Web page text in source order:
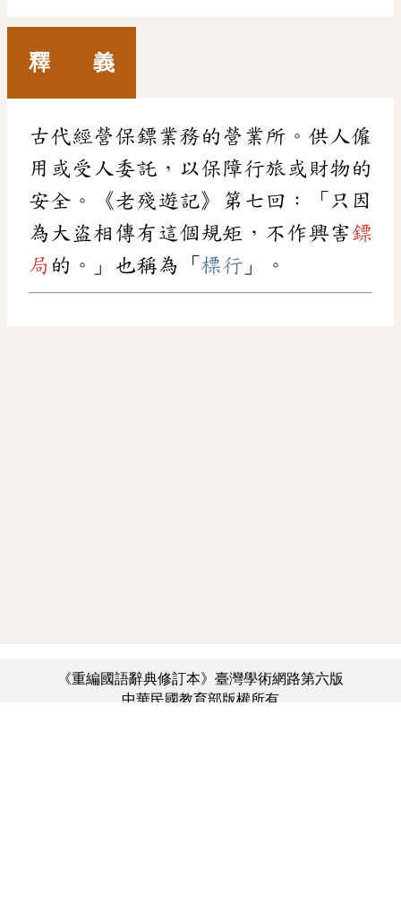
釋 義
古代經營保鏢業務的營業所。供人僱
用或受人委託，以保障行旅或財物的
安全。《老殘遊記》第七回：「只因
為大盜相傳有這個規矩，不作興害鏢
局 的。」也稱為「 標行 」。
《重編國語辭典修訂本》臺灣學術網路第六版
中華民國教育部版權所有